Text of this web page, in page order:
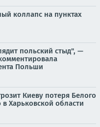
коллапс на пунктах
польский стыд", —
Польши
Киеву потеря Белого
Харьковской области